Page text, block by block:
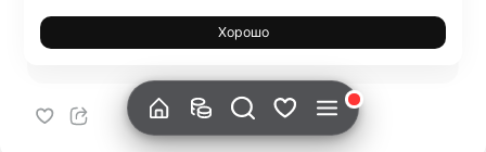
Хорошо